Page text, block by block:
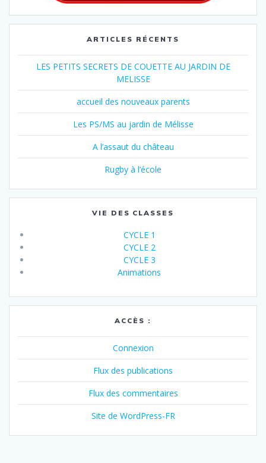
ARTICLES RÉCENTS
LES PETITS SECRETS DE COUETTE AU JARDIN DE
MELISSE
accueil des nouveaux parents
Les PS/MS au jardin de Mélisse
A l’assaut du château
Rugby à l’école
VIE DES CLASSES
CYCLE 1
CYCLE 2
CYCLE 3
Animations
ACCÈS :
Connexion
Flux des publications
Flux des commentaires
Site de WordPress-FR